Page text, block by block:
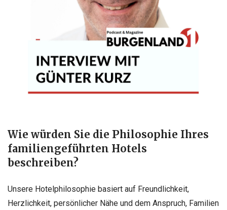
Wie würden Sie die Philosophie Ihres
familiengeführten Hotels
beschreiben?
Unsere Hotelphilosophie basiert auf Freundlichkeit,
Herzlichkeit, persönlicher Nähe und dem Anspruch, Familien